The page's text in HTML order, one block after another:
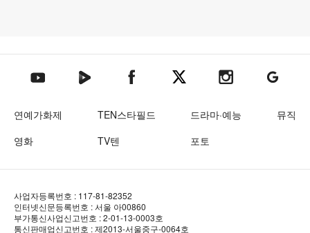
텐아시아 유튜브텐아시아 네이버TV텐아시아 페이스북텐아시아 엑스텐아시아 인스타그램
텐아시아
연예가화제 TEN스타필드 드라마·예능
뮤직
영화
TV텐 포토
사업자등록번호 : 117-81-82352
인터넷신문등록번호 : 서울 아00860
부가통신사업신고번호 : 2-01-13-0003호
통신판매업신고번호 : 제2013-서울중구-0064호